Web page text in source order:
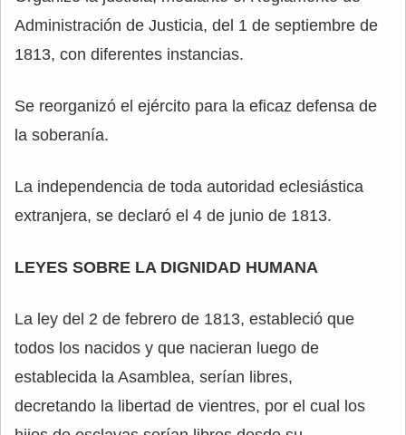
Administración de Justicia, del 1 de septiembre de
1813, con diferentes instancias.
Se reorganizó el ejército para la eficaz defensa de
la soberanía.
La independencia de toda autoridad eclesiástica
extranjera, se declaró el 4 de junio de 1813.
LEYES SOBRE LA DIGNIDAD HUMANA
La ley del 2 de febrero de 1813, estableció que
todos los nacidos y que nacieran luego de
establecida la Asamblea, serían libres,
decretando la libertad de vientres, por el cual los